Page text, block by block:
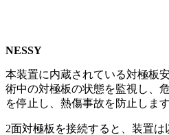
NESSY
本装置に内蔵されている対極板
術中の対極板の状態を監視し、
を停止し、熱傷事故を防止します
2面対極板を接続すると、装置は